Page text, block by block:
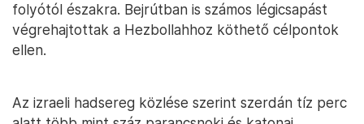
folyótól északra. Bejrútban is számos légicsapást
végrehajtottak a Hezbollahhoz köthető célpontok
ellen.
Az izraeli hadsereg közlése szerint szerdán tíz perc